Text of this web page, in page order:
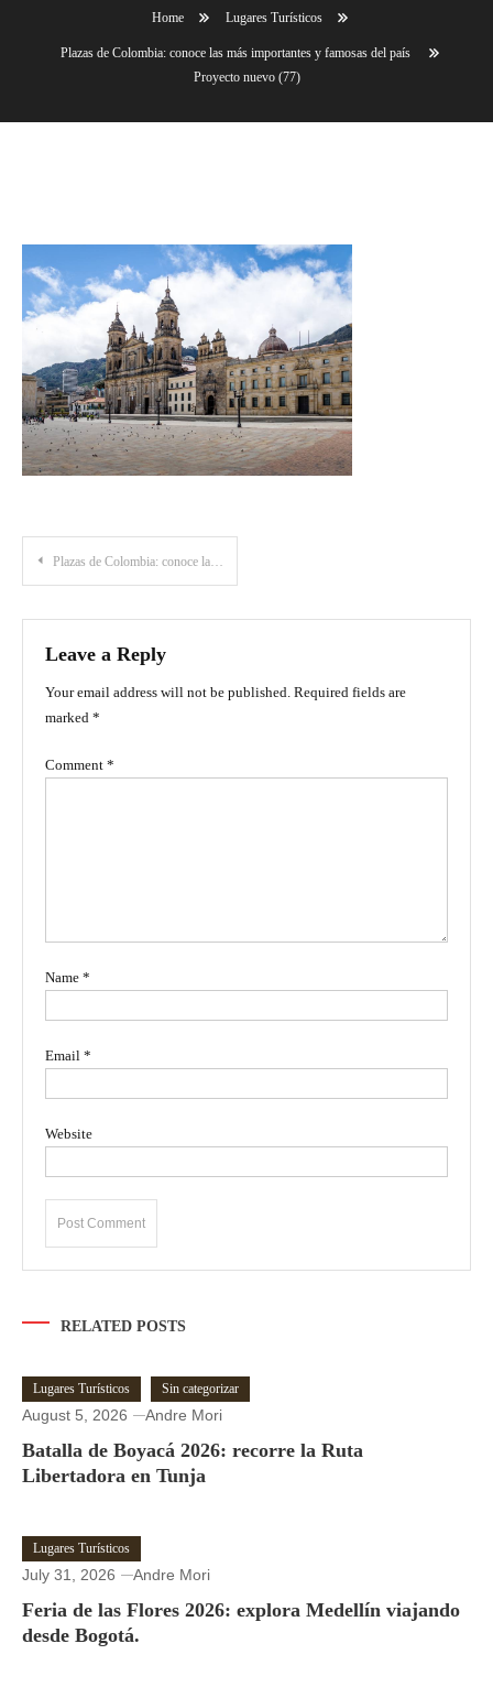
Home Lugares Turísticos
Plazas de Colombia: conoce las más importantes y famosas del país
Proyecto nuevo (77)
Post
navigation
Plazas de Colombia: conoce las más importantes y famosas del país
Leave a Reply
Your email address will not be published. Required fields are
marked *
Comment *
Name *
Email *
Website
RELATED POSTS
Lugares Turísticos Sin categorizar
August 5, 2026 Andre Mori
Batalla de Boyacá 2026: recorre la Ruta
Libertadora en Tunja
Lugares Turísticos
July 31, 2026 Andre Mori
Feria de las Flores 2026: explora Medellín viajando
desde Bogotá.